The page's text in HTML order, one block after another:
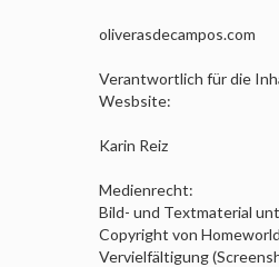
oliverasdecampos.com
Verantwortlich für die
Wesbsite:
Karin Reiz
Medienrecht:
Bild- und Textmaterial
Copyright von
Vervielfältigung